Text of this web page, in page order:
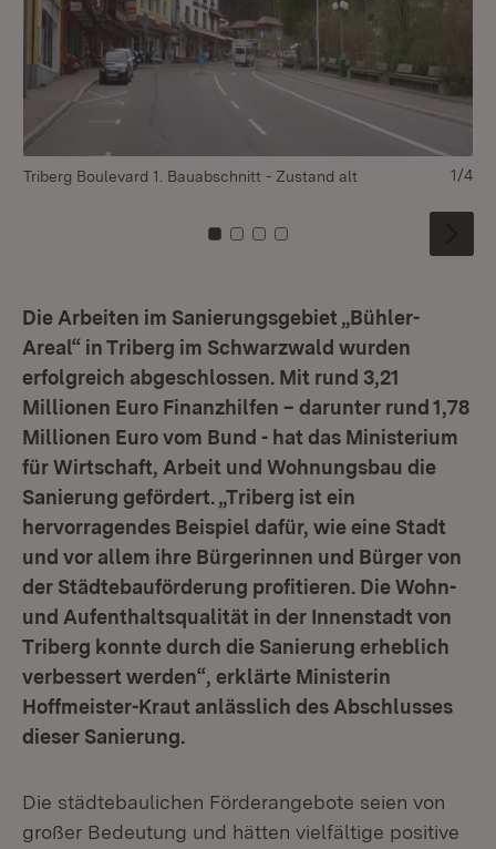
Triberg Boulevard 1. Bauabschnitt - Zustand alt
Zu Kachel: 0
Zu Kachel: 1
Zu Kachel: 2
Zu Kachel: 3
1/4
Die Arbeiten im Sanierungsgebiet „Bühler-
Areal“ in Triberg im Schwarzwald wurden
erfolgreich abgeschlossen. Mit rund 3,21
Millionen Euro Finanzhilfen – darunter rund 1,78
Millionen Euro vom Bund - hat das Ministerium
für Wirtschaft, Arbeit und Wohnungsbau die
Sanierung gefördert. „Triberg ist ein
hervorragendes Beispiel dafür, wie eine Stadt
und vor allem ihre Bürgerinnen und Bürger von
der Städtebauförderung profitieren. Die Wohn-
und Aufenthaltsqualität in der Innenstadt von
Triberg konnte durch die Sanierung erheblich
verbessert werden“, erklärte Ministerin
Hoffmeister-Kraut anlässlich des Abschlusses
dieser Sanierung.
Die städtebaulichen Förderangebote seien von
großer Bedeutung und hätten vielfältige positive